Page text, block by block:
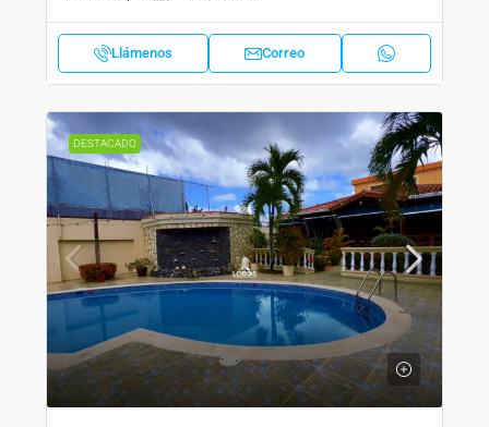
Llámenos Correo
DESTACADO